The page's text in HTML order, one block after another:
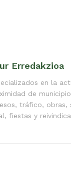
Erredakzioa
en la
de
tráfico, obras,
fiestas y